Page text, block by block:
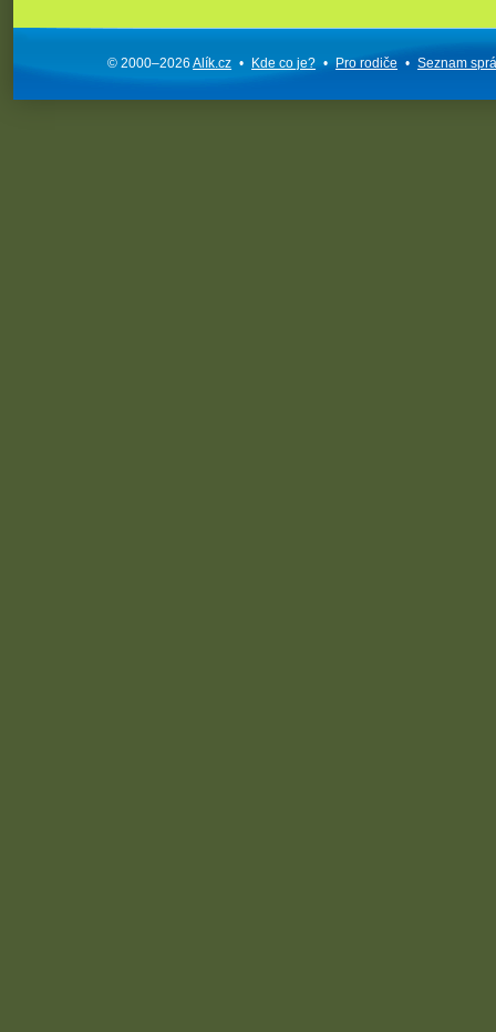
© 2000–2026Alík.cz • Kde co je? • Pro rodiče • Seznam